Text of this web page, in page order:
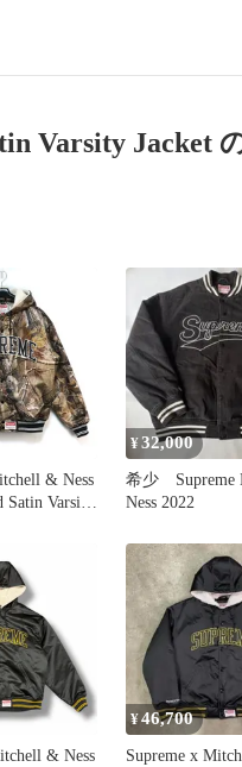
Varsity Jacket
& Ness
Varsity
インド フ
シティJKT
AP カモ S
¥32,000
希少 Supreme
Ness 2022
¥46,700
Supreme x